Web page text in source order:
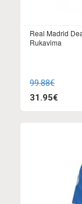
Real Madrid
Rukavima
99.88€
31.95€